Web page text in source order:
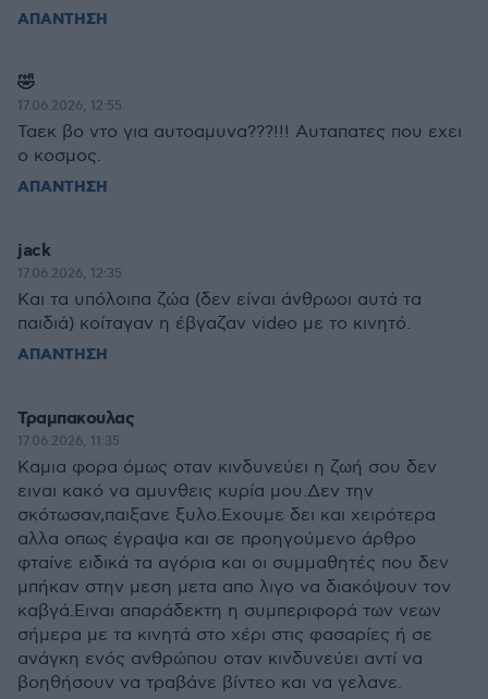
ΑΠΑΝΤΗΣΗ
🤣
17.06.2026, 12:55
Ταεκ βο ντο για αυτοαμυνα???!!! Αυταπατες που εχει
ο κοσμος.
ΑΠΑΝΤΗΣΗ
jack
17.06.2026, 12:35
Και τα υπόλοιπα ζώα (δεν είναι άνθρωοι αυτά τα
παιδιά) κοίταγαν η έβγαζαν video με το κινητό.
ΑΠΑΝΤΗΣΗ
Τραμπακουλας
17.06.2026, 11:35
Καμια φορα όμως οταν κινδυνεύει η ζωή σου δεν
ειναι κακό να αμυνθεις κυρία μου.Δεν την
σκότωσαν,παιξανε ξυλο.Εχουμε δει και χειρότερα
αλλα οπως έγραψα και σε προηγούμενο άρθρο
φταίνε ειδικά τα αγόρια και οι συμμαθητές που δεν
μπήκαν στην μεση μετα απο λιγο να διακόψουν τον
καβγά.Ειναι απαράδεκτη η συμπεριφορά των νεων
σήμερα με τα κινητά στο χέρι στις φασαρίες ή σε
ανάγκη ενός ανθρώπου οταν κινδυνεύει αντί να
βοηθήσουν να τραβάνε βίντεο και να γελανε.